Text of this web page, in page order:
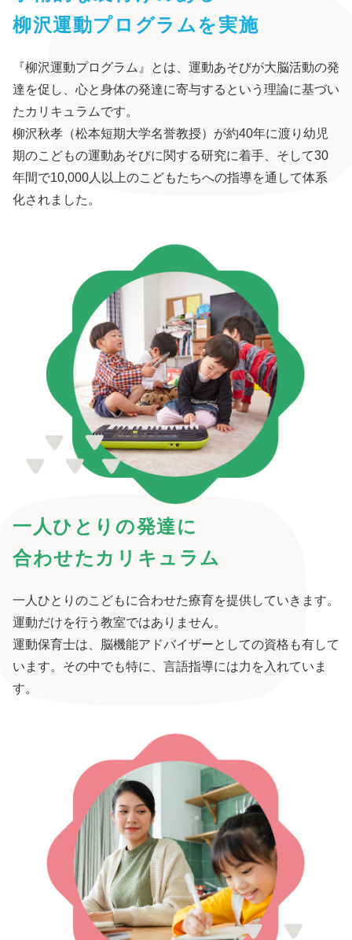
柳沢運動プログラムを実施
『柳沢運動プログラム』とは、運動あそびが大脳活動の発
達を促し、心と身体の発達に寄与するという理論に基づい
たカリキュラムです。
柳沢秋孝（松本短期大学名誉教授）が約40年に渡り幼児
期のこどもの運動あそびに関する研究に着手、そして30
年間で10,000人以上のこどもたちへの指導を通して体系
化されました。
一人ひとりの発達に
合わせたカリキュラム
一人ひとりのこどもに合わせた療育を提供していきます。
運動だけを行う教室ではありません。
運動保育士は、脳機能アドバイザーとしての資格も有して
います。その中でも特に、言語指導には力を入れていま
す。